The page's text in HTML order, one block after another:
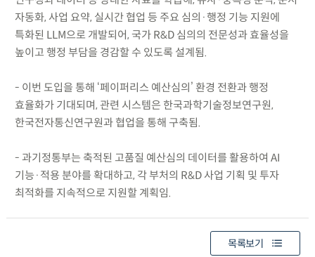
자동화, 사업 요약, 실시간 협업 등 주요 심의·행정 기능 지원에
특화된 LLM으로 개발되어, 국가 R&D 심의의 전문성과 효율성을
높이고 행정 부담을 경감할 수 있도록 설계됨.
- 이번 도입을 통해 ‘페이퍼리스 예산심의’ 환경 전환과 행정
효율화가 기대되며, 관련 시스템은 한국과학기술정보연구원,
한국전자통신연구원과 협업을 통해 구축됨.
- 과기정통부는 축적된 고품질 예산심의 데이터를 활용하여 AI
기능·적용 분야를 확대하고, 각 부처의 R&D 사업 기획 및 투자
최적화를 지속적으로 지원할 계획임.
목록보기